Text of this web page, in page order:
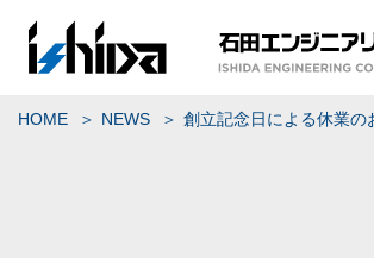
HOME NEWS 創立記念日による休業の